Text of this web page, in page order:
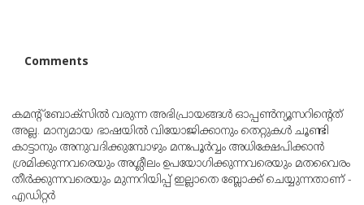
Comments
കമന്റ് ബോക്‌സില്‍ വരുന്ന അഭിപ്രായങ്ങള്‍ ഓപ്പൺന്യൂസറിന്റെത്
അല്ല. മാന്യമായ ഭാഷയില്‍ വിയോജിക്കാനും തെറ്റുകള്‍ ചൂണ്ടി
കാട്ടാനും അനുവദിക്കുമ്പോഴും മനഃപൂര്‍വ്വം അധിക്ഷേപിക്കാന്‍
ശ്രമിക്കുന്നവരെയും അശ്ലീലം ഉപയോഗിക്കുന്നവരെയും മതവൈരം
തീര്‍ക്കുന്നവരെയും മുന്നറിയിപ്പ് ഇല്ലാതെ ബ്ലോക്ക് ചെയ്യുന്നതാണ് -
എഡിറ്റര്‍